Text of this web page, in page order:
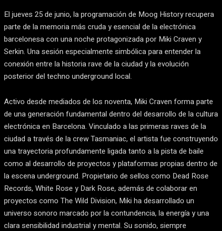
El jueves 25 de junio, la programación de Moog History recupera
parte de la memoria más cruda y esencial de la electrónica
barcelonesa con una noche protagonizada por Miki Craven y
Serkin. Una sesión especialmente simbólica para entender la
conexión entre la historia rave de la ciudad y la evolución
posterior del techno underground local.
Activo desde mediados de los noventa, Miki Craven forma parte
de una generación fundamental dentro del desarrollo de la cultura
electrónica en Barcelona. Vinculado a las primeras raves de la
ciudad a través de la crew Tasmaniac, el artista fue construyendo
una trayectoria profundamente ligada tanto a la pista de baile
como al desarrollo de proyectos y plataformas propias dentro de
la escena underground. Propietario de sellos como Dead Rose
Records, White Rose y Dark Rose, además de colaborar en
proyectos como The Wild Division, Miki ha desarrollado un
universo sonoro marcado por la contundencia, la energía y una
clara sensibilidad industrial y mental. Su sonido, siempre